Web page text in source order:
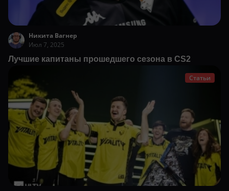
Никита Вагнер
Июл 7, 2025
Лучшие капитаны прошедшего сезона в CS2
Статьи